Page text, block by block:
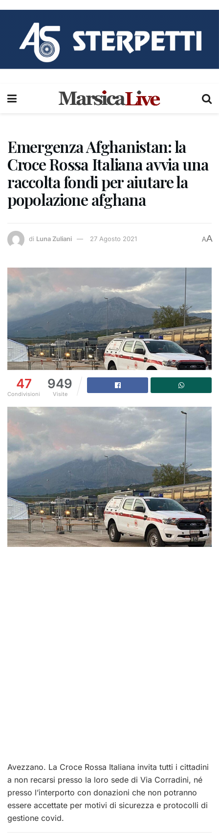
Emergenza Afghanistan: la
Croce Rossa Italiana avvia una
raccolta fondi per aiutare la
popolazione afghana
di Luna Zuliani 27 Agosto 2021 AA
47
Condivisioni
949
Visite
Avezzano. La Croce Rossa Italiana invita tutti i cittadini
a non recarsi presso la loro sede di Via Corradini, né
presso l’interporto con donazioni che non potranno
essere accettate per motivi di sicurezza e protocolli di
gestione covid.